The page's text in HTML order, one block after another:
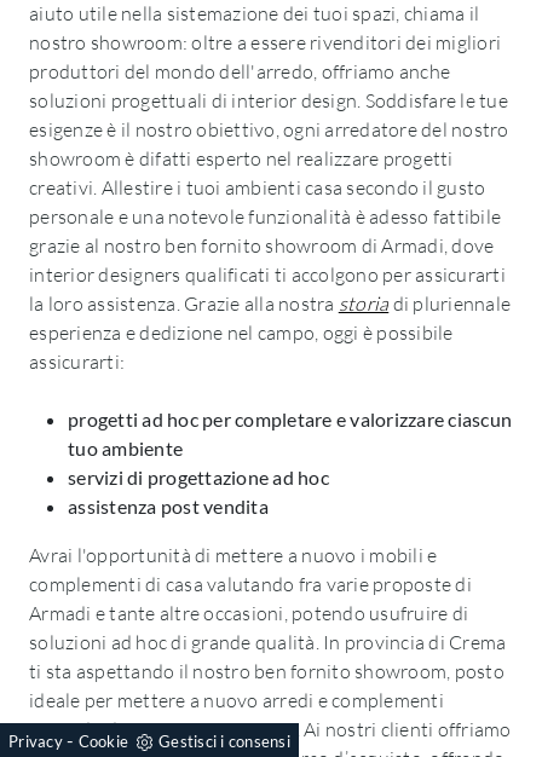
aiuto utile nella sistemazione dei tuoi spazi, chiama il
nostro showroom: oltre a essere rivenditori dei migliori
produttori del mondo dell'arredo, offriamo anche
soluzioni progettuali di interior design. Soddisfare le tue
esigenze è il nostro obiettivo, ogni arredatore del nostro
showroom è difatti esperto nel realizzare progetti
creativi. Allestire i tuoi ambienti casa secondo il gusto
personale e una notevole funzionalità è adesso fattibile
grazie al nostro ben fornito showroom di Armadi, dove
interior designers qualificati ti accolgono per assicurarti
la loro assistenza. Grazie alla nostra storia di pluriennale
esperienza e dedizione nel campo, oggi è possibile
assicurarti:
progetti ad hoc per completare e valorizzare ciascun
tuo ambiente
servizi di progettazione ad hoc
assistenza post vendita
Avrai l'opportunità di mettere a nuovo i mobili e
complementi di casa valutando fra varie proposte di
Armadi e tante altre occasioni, potendo usufruire di
soluzioni ad hoc di grande qualità. In provincia di Crema
ti sta aspettando il nostro ben fornito showroom, posto
ideale per mettere a nuovo arredi e complementi
mixando design e giusto prezzo. Ai nostri clienti offriamo
Privacy- Cookie Gestisci i consensi